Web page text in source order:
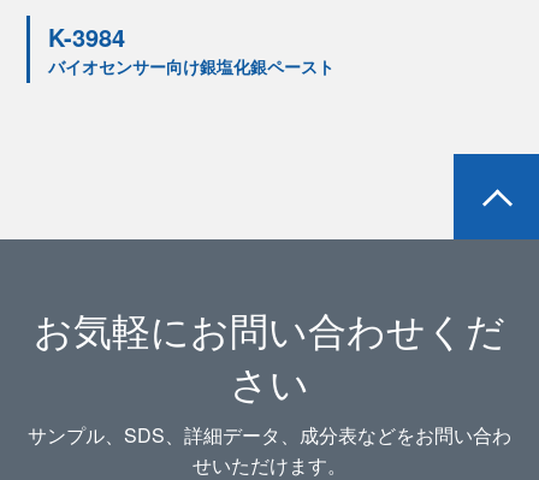
K-3984
バイオセンサー向け銀塩化銀ペースト
お気軽にお問い合わせくだ
さい
サンプル、SDS、詳細データ、成分表などをお問い合わ
せいただけます。